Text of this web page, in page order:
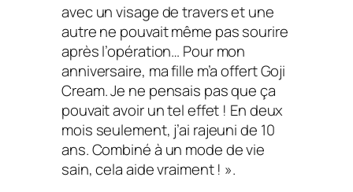
avec un visage de travers et une
autre ne pouvait même pas sourire
après l’opération… Pour mon
anniversaire, ma fille m’a offert Goji
Cream. Je ne pensais pas que ça
pouvait avoir un tel effet ! En deux
mois seulement, j’ai rajeuni de 10
ans. Combiné à un mode de vie
sain, cela aide vraiment ! ».